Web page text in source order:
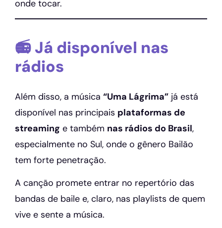
onde tocar.
📻 Já disponível nas
rádios
Além disso, a música “Uma Lágrima” já está
disponível nas principais plataformas de
streaming e também nas rádios do Brasil,
especialmente no Sul, onde o gênero Bailão
tem forte penetração.
A canção promete entrar no repertório das
bandas de baile e, claro, nas playlists de quem
vive e sente a música.